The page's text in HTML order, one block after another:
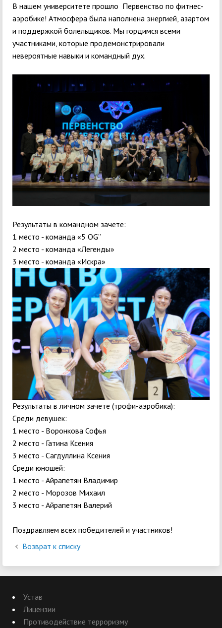
В нашем университете прошло Первенство по фитнес-
аэробике! Атмосфера была наполнена энергией, азартом
и поддержкой болельщиков. Мы гордимся всеми
участниками, которые продемонстрировали
невероятные навыки и командный дух.
Результаты в командном зачете:
1 место - команда «5 OG”
2 место - команда «Легенды»
3 место - команда «Искра»
Результаты в личном зачете (трофи-аэробика):
Среди девушек:
1 место - Воронкова Софья
2 место - Гатина Ксения
3 место - Сагдуллина Ксения
Среди юношей:
1 место - Айрапетян Владимир
2 место - Морозов Михаил
3 место - Айрапетян Валерий
Поздравляем всех победителей и участников!
Возврат к списку
Устав
Лицензии
Противодействие терроризму